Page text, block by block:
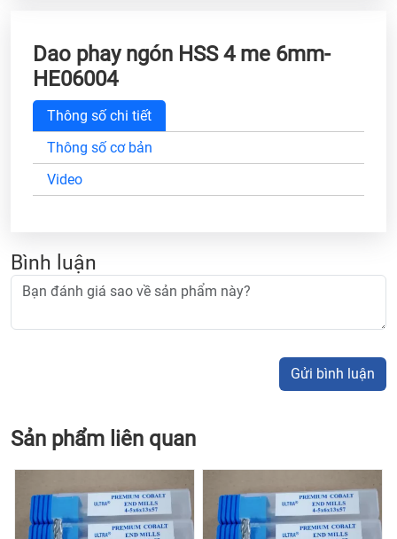
Dao phay ngón HSS 4 me 6mm-
HE06004
Thông số chi tiết
Thông số cơ bản
Video
Bình luận
Gửi bình luận
Sản phẩm liên quan